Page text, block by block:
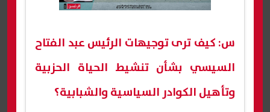
س: كيف ترى توجيهات الرئيس عبد الفتاح
السيسي بشأن تنشيط الحياة الحزبية
وتأهيل الكوادر السياسية والشبابية؟